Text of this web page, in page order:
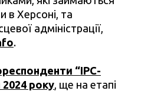
в Херсоні, та
адміністрації,
.
“IPC-
року , ще на етапі